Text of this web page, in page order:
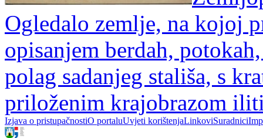
Ogledalo zemlje, na kojoj
opisanjem berdah,
polag sadanjeg stališa, s
priloženim krajobrazom
Izjava o pristupačnostiO portaluUvjeti korištenjaLinkoviSuradnici